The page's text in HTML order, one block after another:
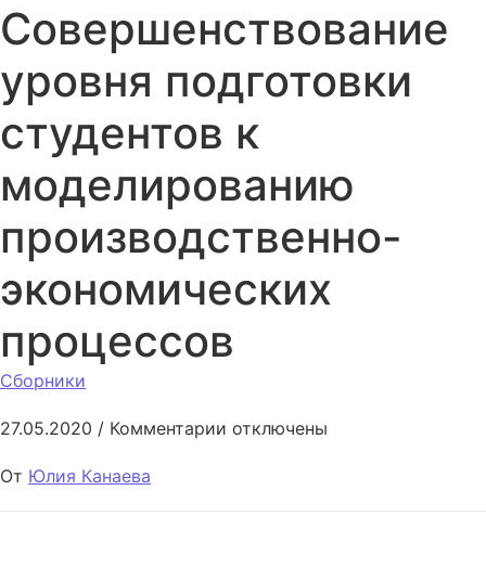
Совершенствование
уровня подготовки
студентов к
моделированию
производственно-
экономических
процессов
Сборники
27.05.2020 / Комментарии к записи
отключены
От Юлия Канаева